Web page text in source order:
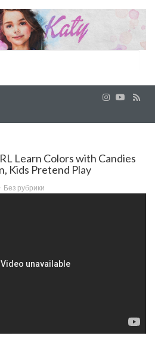
Learn Colors with Candies
Kids Pretend Play
Без рубрики